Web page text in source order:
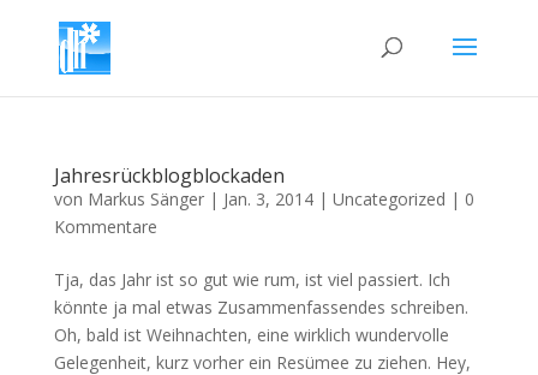
Jahresrückblogblockaden
von Markus Sänger| Jan. 3, 2014| Uncategorized | 0
Kommentare
Tja, das Jahr ist so gut wie rum, ist viel passiert. Ich
könnte ja mal etwas Zusammenfassendes schreiben.
Oh, bald ist Weihnachten, eine wirklich wundervolle
Gelegenheit, kurz vorher ein Resümee zu ziehen. Hey,